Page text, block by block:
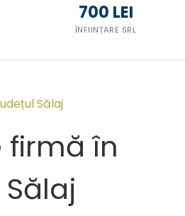
700 LEI
ÎNFIINȚARE SRL
Sălaj
firmă în